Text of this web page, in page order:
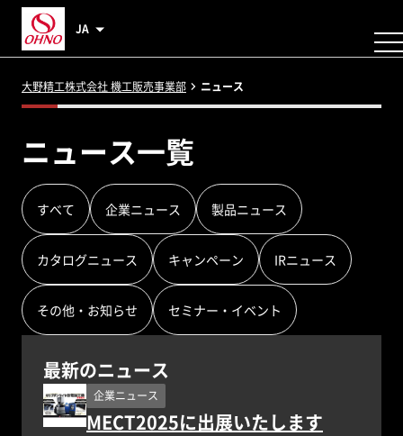
JA
大野精工株式会社 機工販売事業部 ニュース
ニュース一覧
すべて 企業ニュース 製品ニュース
カタログニュース キャンペーン IRニュース
その他・お知らせ セミナー・イベント
最新のニュース
企業ニュース
MECT2025に出展いたします